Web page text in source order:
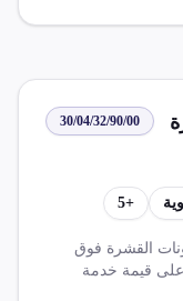
30/04/32/90/00
+
5
القشرة فوق
توافر ضريبة قيمة مضافّة 14% على قيمة خدمة